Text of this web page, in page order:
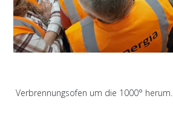
Verbrennungsofen um die 1000° herum.